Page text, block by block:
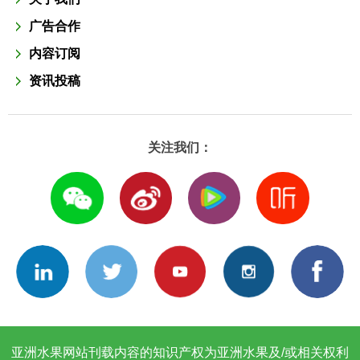
广告合作
内容订阅
资讯投稿
关注我们：
亚洲水果网站刊载内容的知识产权为亚洲水果及/或相关权利